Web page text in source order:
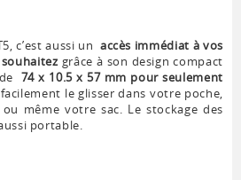
c’est aussi un accès immédiat à vos
grâce à son design compact
74 x 10.5 x 57 mm pour seulement
le glisser dans votre poche,
même votre sac. Le stockage des
portable.